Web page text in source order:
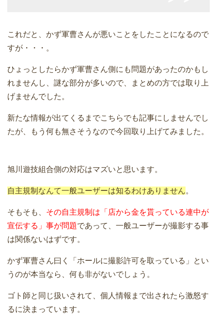
これだと、かず軍曹さんが悪いことをしたことになるので
すが・・・。
ひょっとしたらかず軍曹さん側にも問題があったのかもし
れませんし、謎な部分が多いので、まとめの方では取り上
げませんでした。
新たな情報が出てくるまでこちらでも記事にしませんでし
たが、もう何も無さそうなので今回取り上げてみました。
旭川遊技組合側の対応はマズいと思います。
自主規制なんて一般ユーザーは知るわけありません。
そもそも、 その自主規制は「店から金を貰っている連中が
宣伝する」事が問題であって、一般ユーザーが撮影する事
は関係ないはずです。
かず軍曹さん曰く「ホールに撮影許可を取っている」とい
うのが本当なら、何も非がないでしょう。
ゴト師と同じ扱いされて、個人情報まで出されたら激怒す
るに決まっています。